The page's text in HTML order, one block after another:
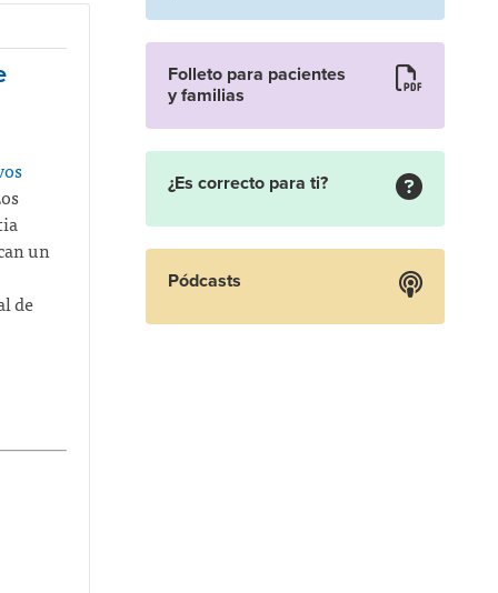
un
de
Folleto para pacientes
y familias
¿Es correcto para ti?
Pódcasts